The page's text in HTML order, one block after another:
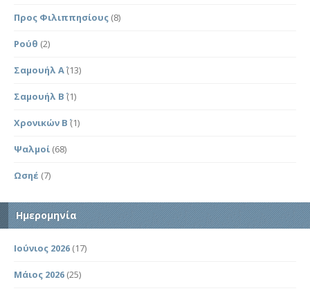
Προς Φιλιππησίους (8)
Ρούθ (2)
Σαμουήλ Α΄(13)
Σαμουήλ Β΄ (1)
Χρονικών Β΄ (1)
Ψαλμοί (68)
Ωσηέ (7)
Ημερομηνία
Ιούνιος 2026 (17)
Μάιος 2026 (25)